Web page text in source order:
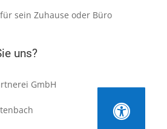
für sein Zuhause oder Büro
uns?
GmbH
